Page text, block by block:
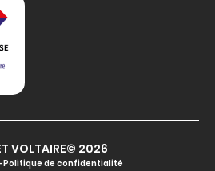
VOLTAIRE© 2026
Politique de confidentialité